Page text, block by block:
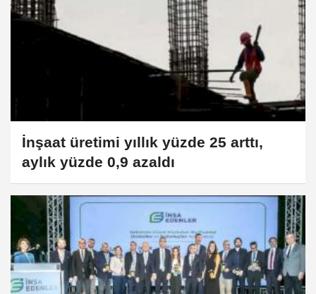
İnşaat üretimi yıllık yüzde 25 arttı,
aylık yüzde 0,9 azaldı